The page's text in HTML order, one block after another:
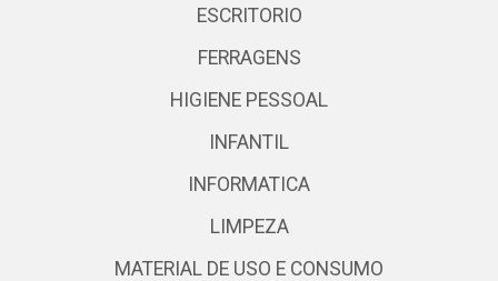
ESCRITORIO
FERRAGENS
HIGIENE PESSOAL
INFANTIL
INFORMATICA
LIMPEZA
MATERIAL DE USO E CONSUMO